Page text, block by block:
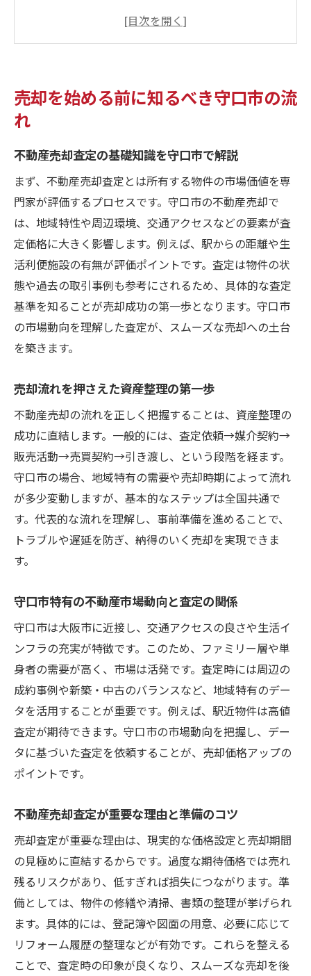
守口市特有の不動産市場動向と査定の関係
不動産売却査定を活かした適切な手順解説
守口市で信頼される査定の進め方と選び方
査定価格の相場を知り納得の手続きを実現
複数社の不動産売却査定を比較するメリッ
ト
適切な査定が売却流れの成否を左右する理
由
売却手順で査定を最大限に活かすポイント
スムーズな資産整理へ導く実践的な流れ
不動産売却査定で資産整理を効率化する方
守口市でスムーズな売却流れを目指すコツ
実践的な売却手順と不動産査定の活用例
トラブル回避のための流れと注意点
資産整理で後悔しない売却査定の選び方
売却活動を円滑に進めるための流れ解説
守口市で失敗しない不動産売却の進め方
不動産売却査定を活かした失敗しない流れ
守口市の売却流れで注意すべき落とし穴と
トラブルを避けるための査定と手続きの秘
売却成功のために必要な流れとアドバイス
査定価格に納得できる進め方のポイント
安心して売却を進めるための流れと対策
査定から手続きまで安心の売却ステップ
不動産売却査定から始める安全な手続き方
法
売却流れの中で重要なステップを徹底紹介
不動産売却査定と契約手続きのつながり
手続きの流れを理解し失敗を防ぐポイント
売却活動の各ステップで査定を活かす方法
売却期間の目安と効率的な進行方法とは
不動産売却査定を踏まえた期間の目安とは
守口市の売却流れと効率的な進行のコツ
売却活動の期間短縮に役立つ査定の活用法
売却を始める前に知るべき守口市の流
れ
不動産売却査定の基礎知識を守口市で解説
まず、不動産売却査定とは所有する物件の市場価値を専
門家が評価するプロセスです。守口市の不動産売却で
は、地域特性や周辺環境、交通アクセスなどの要素が査
定価格に大きく影響します。例えば、駅からの距離や生
活利便施設の有無が評価ポイントです。査定は物件の状
態や過去の取引事例も参考にされるため、具体的な査定
基準を知ることが売却成功の第一歩となります。守口市
の市場動向を理解した査定が、スムーズな売却への土台
を築きます。
売却流れを押さえた資産整理の第一歩
不動産売却の流れを正しく把握することは、資産整理の
成功に直結します。一般的には、査定依頼→媒介契約→
販売活動→売買契約→引き渡し、という段階を経ます。
守口市の場合、地域特有の需要や売却時期によって流れ
が多少変動しますが、基本的なステップは全国共通で
す。代表的な流れを理解し、事前準備を進めることで、
トラブルや遅延を防ぎ、納得のいく売却を実現できま
す。
守口市特有の不動産市場動向と査定の関係
守口市は大阪市に近接し、交通アクセスの良さや生活イ
ンフラの充実が特徴です。このため、ファミリー層や単
身者の需要が高く、市場は活発です。査定時には周辺の
成約事例や新築・中古のバランスなど、地域特有のデー
タを活用することが重要です。例えば、駅近物件は高値
査定が期待できます。守口市の市場動向を把握し、デー
タに基づいた査定を依頼することが、売却価格アップの
ポイントです。
不動産売却査定が重要な理由と準備のコツ
売却査定が重要な理由は、現実的な価格設定と売却期間
の見極めに直結するからです。過度な期待価格では売れ
残るリスクがあり、低すぎれば損失につながります。準
備としては、物件の修繕や清掃、書類の整理が挙げられ
ます。具体的には、登記簿や図面の用意、必要に応じて
リフォーム履歴の整理などが有効です。これらを整える
ことで、査定時の印象が良くなり、スムーズな売却を後